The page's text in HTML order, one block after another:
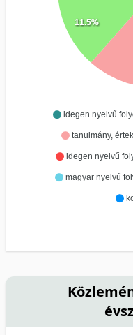
idegen nyelvű
tanulmány,
idegen nyelvű
magyar nyelvű
11.5%